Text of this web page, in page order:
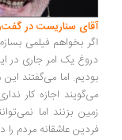
سناریست در گفت‌وگو با
بخواهم فیلمی بسازم که
یک امر جاری در این
اما می‌گفتند این
اجازه کار نداری،
بزنند اما نمی‌توانند
عاشقانه مردم را